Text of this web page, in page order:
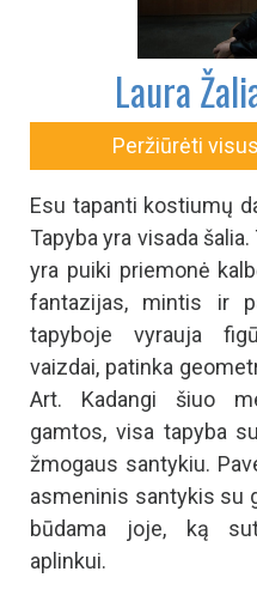
Laura
Peržiūrėti
Esu tapanti kostiumų
Tapyba yra visada
yra puiki priemonė
fantazijas, mintis ir
tapyboje vyrauja
vaizdai, patinka
Art. Kadangi šiuo
gamtos, visa tapyba
žmogaus santykiu.
asmeninis santykis su
būdama joje, ką
aplinkui.